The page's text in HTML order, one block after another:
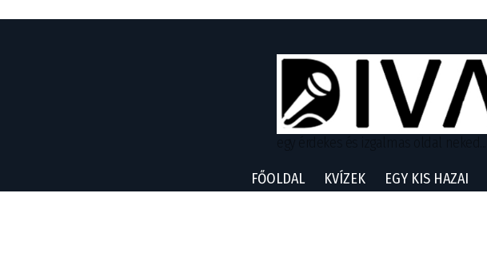
FŐOLDAL KVÍZEK EGY KIS HAZAI